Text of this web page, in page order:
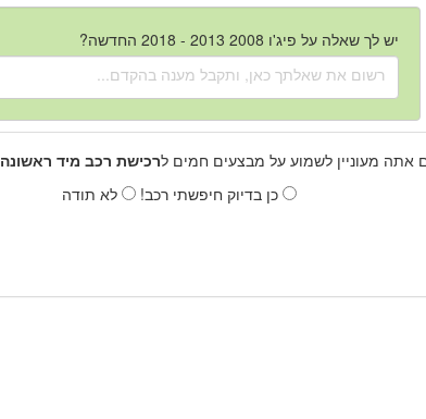
יש לך שאלה על פיג'ו 2008 2013 - 2018 החדשה?
אתה מעוניין לשמוע על מבצעים חמים לרכישת רכב מיד ראשונה
כן בדיוק חיפשתי רכב!
לא תודה